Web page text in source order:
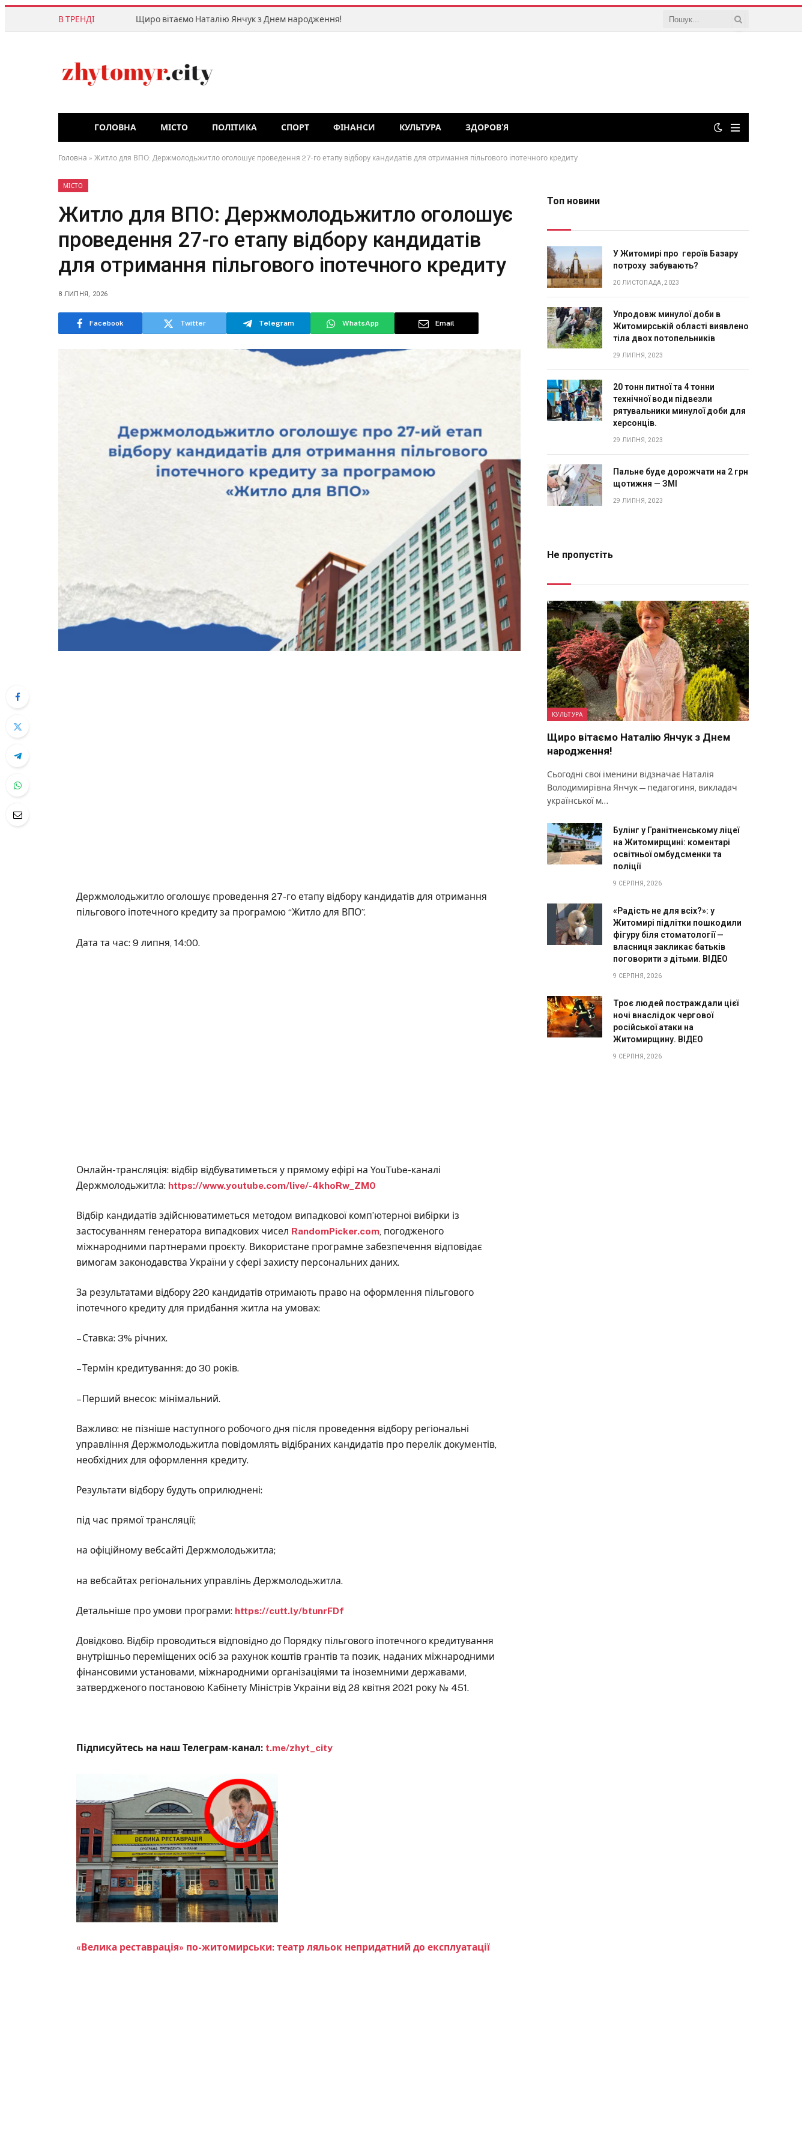
В ТРЕНДІ Щиро вітаємо Наталію Янчук з Днем народження!
ГОЛОВНА МІСТО ПОЛІТИКА СПОРТ ФІНАНСИ КУЛЬТУРА ЗДОРОВ’Я
Головна » Житло для ВПО: Держмолодьжитло оголошує проведення 27-го етапу відбору кандидатів для отримання пільгового іпотечного кредиту
МІСТО
Житло для ВПО: Держмолодьжитло оголошує
проведення 27-го етапу відбору кандидатів
для отримання пільгового іпотечного кредиту
8 ЛИПНЯ, 2026
Facebook Twitter Telegram WhatsApp Email
Держмолодьжитло оголошує проведення 27-го етапу відбору кандидатів для отримання
пільгового іпотечного кредиту за програмою “Житло для ВПО”.
Дата та час: 9 липня, 14:00.
Онлайн-трансляція: відбір відбуватиметься у прямому ефірі на YouTube-каналі
Держмолодьжитла: https://www.youtube.com/live/-4khoRw_ZM0
Відбір кандидатів здійснюватиметься методом випадкової комп’ютерної вибірки із
застосуванням генератора випадкових чисел RandomPicker.com, погодженого
міжнародними партнерами проєкту. Використане програмне забезпечення відповідає
вимогам законодавства України у сфері захисту персональних даних.
За результатами відбору 220 кандидатів отримають право на оформлення пільгового
іпотечного кредиту для придбання житла на умовах:
– Ставка: 3% річних.
– Термін кредитування: до 30 років.
– Перший внесок: мінімальний.
Важливо: не пізніше наступного робочого дня після проведення відбору регіональні
управління Держмолодьжитла повідомлять відібраних кандидатів про перелік документів,
необхідних для оформлення кредиту.
Результати відбору будуть оприлюднені:
під час прямої трансляції;
на офіційному вебсайті Держмолодьжитла;
на вебсайтах регіональних управлінь Держмолодьжитла.
Детальніше про умови програми: https://cutt.ly/btunrFDf
Довідково. Відбір проводиться відповідно до Порядку пільгового іпотечного кредитування
внутрішньо переміщених осіб за рахунок коштів грантів та позик, наданих міжнародними
фінансовими установами, міжнародними організаціями та іноземними державами,
затвердженого постановою Кабінету Міністрів України від 28 квітня 2021 року № 451.
Підписуйтесь на наш Телеграм-канал: t.me/zhyt_city
«Велика реставрація» по-житомирськи: театр ляльок непридатний до експлуатації
Топ новини
У Житомирі про героїв Базару
потроху забувають?
20 ЛИСТОПАДА, 2023
Упродовж минулої доби в
Житомирській області виявлено
тіла двох потопельників
29 ЛИПНЯ, 2023
20 тонн питної та 4 тонни
технічної води підвезли
рятувальники минулої доби для
херсонців.
29 ЛИПНЯ, 2023
Пальне буде дорожчати на 2 грн
щотижня — ЗМІ
29 ЛИПНЯ, 2023
Не пропустіть
КУЛЬТУРА
Щиро вітаємо Наталію Янчук з Днем
народження!
Сьогодні свої іменини відзначає Наталія
Володимирівна Янчук — педагогиня, викладач
української м…
Булінг у Гранітненському ліцеї
на Житомирщині: коментарі
освітньої омбудсменки та
поліції
9 СЕРПНЯ, 2026
«Радість не для всіх?»: у
Житомирі підлітки пошкодили
фігуру біля стоматології —
власниця закликає батьків
поговорити з дітьми. ВІДЕО
9 СЕРПНЯ, 2026
Троє людей постраждали цієї
ночі внаслідок чергової
російської атаки на
Житомирщину. ВІДЕО
9 СЕРПНЯ, 2026